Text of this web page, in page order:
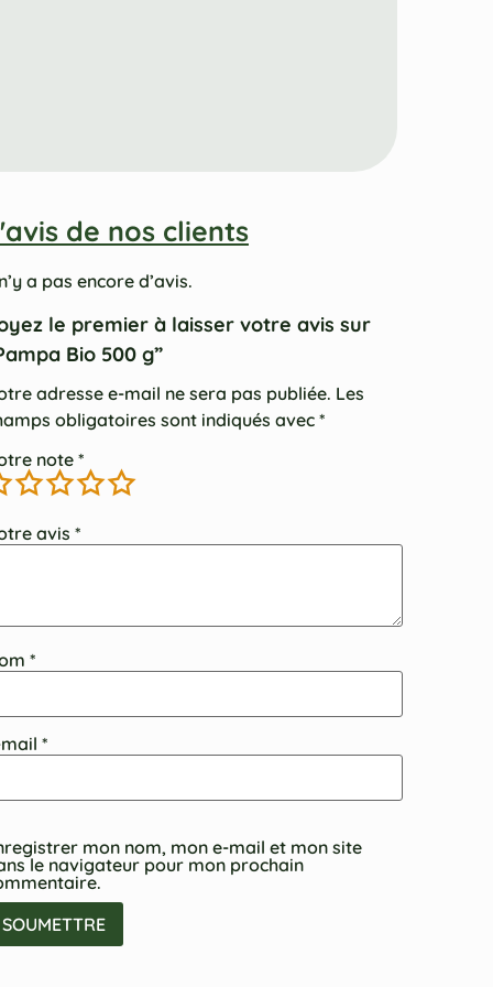
de nos clients
a pas encore d’avis.
le premier à laisser votre avis sur
Bio 500 g”
adresse e-mail ne sera pas publiée. Les
obligatoires sont indiqués avec *
note *
avis *
*
*
mon nom, mon e-mail et mon site
le navigateur pour mon prochain